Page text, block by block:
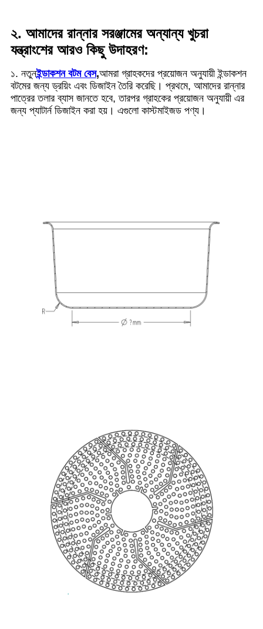
২. আমাদের রান্নার সরঞ্জামের অন্যান্য খুচরা
যন্ত্রাংশের আরও কিছু উদাহরণ:
১. নতুনইন্ডাকশন বটম বেস,আমরা গ্রাহকদের প্রয়োজন অনুযায়ী ইন্ডাকশন
বটমের জন্য ড্রয়িং এবং ডিজাইন তৈরি করেছি। প্রথমে, আমাদের রান্নার
পাত্রের তলার ব্যাস জানতে হবে, তারপর গ্রাহকের প্রয়োজন অনুযায়ী এর
জন্য প্যাটার্ন ডিজাইন করা হয়। এগুলো কাস্টমাইজড পণ্য।